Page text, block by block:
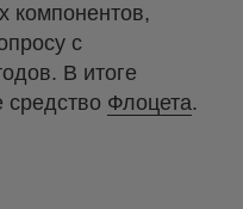
компонентов,
с
В итоге
средство Флоцета.